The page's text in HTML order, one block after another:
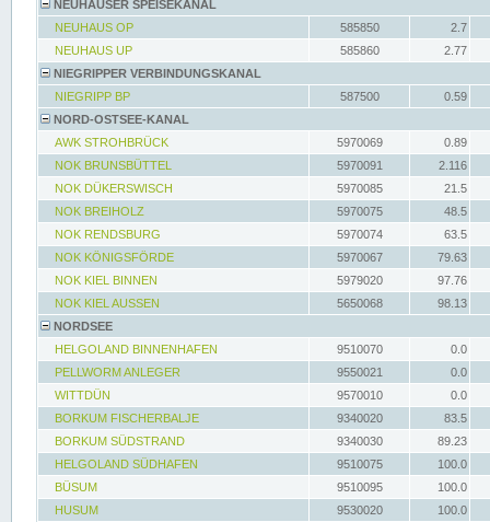
NEUHAUSER SPEISEKANAL
NEUHAUS OP
585850
2.7
NEUHAUS UP
585860
2.77
NIEGRIPPER VERBINDUNGSKANAL
NIEGRIPP BP
587500
0.59
NORD-OSTSEE-KANAL
AWK STROHBRÜCK
5970069
0.89
NOK BRUNSBÜTTEL
5970091
2.116
NOK DÜKERSWISCH
5970085
21.5
NOK BREIHOLZ
5970075
48.5
NOK RENDSBURG
5970074
63.5
NOK KÖNIGSFÖRDE
5970067
79.63
NOK KIEL BINNEN
5979020
97.76
NOK KIEL AUSSEN
5650068
98.13
NORDSEE
HELGOLAND BINNENHAFEN
9510070
0.0
PELLWORM ANLEGER
9550021
0.0
WITTDÜN
9570010
0.0
BORKUM FISCHERBALJE
9340020
83.5
BORKUM SÜDSTRAND
9340030
89.23
HELGOLAND SÜDHAFEN
9510075
100.0
BÜSUM
9510095
100.0
HUSUM
9530020 100.0